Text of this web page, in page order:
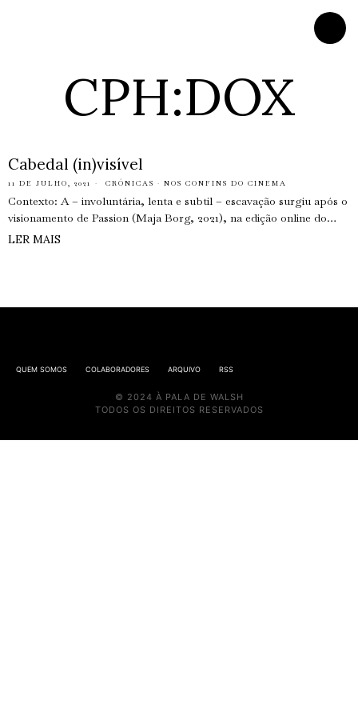
CPH:DOX
Cabedal (in)visível
11 DE JULHO, 2021 CRÓNICAS · NOS CONFINS DO CINEMA
Contexto: A – involuntária, lenta e subtil – escavação surgiu após o
visionamento de Passion (Maja Borg, 2021), na edição online do…
LER MAIS
QUEM SOMOS COLABORADORES ARQUIVO RSS
© 2024 À PALA DE WALSH
TODOS OS DIREITOS RESERVADOS